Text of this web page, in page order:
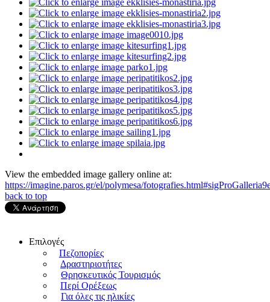
View the embedded image gallery online at:
https://imagine.paros.gr/el/polymesa/
back to top
Επιλογές
Πεζοπορίες
Δραστηριοτήτες
Θρησκευτικός Τουρισμός
Περί Ορέξεως
Για όλες τις ηλικίες